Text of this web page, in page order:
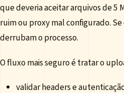
que deveria aceitar arquivos de 5
ruim ou proxy mal configurado.
derrubam o processo.
O fluxo mais seguro é tratar o
validar headers e